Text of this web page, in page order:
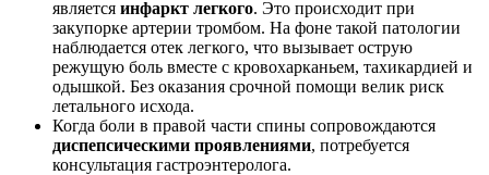
является инфаркт легкого. Это происходит при
закупорке артерии тромбом. На фоне такой патологии
наблюдается отек легкого, что вызывает острую
режущую боль вместе с кровохарканьем, тахикардией и
одышкой. Без оказания срочной помощи велик риск
летального исхода.
Когда боли в правой части спины сопровождаются
диспепсическими проявлениями, потребуется
консультация гастроэнтеролога.